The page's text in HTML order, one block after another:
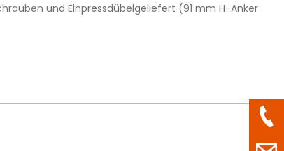
und Einpressdübelgeliefert (91 mm H-Anker